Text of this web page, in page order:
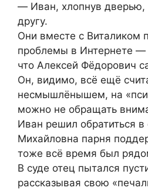
— Иван, хлопнув дверью,
другу.
Они вместе с Виталиком
проблемы в Интернете
что Алексей Фёдорович
Он, видимо, всё ещё
несмышлёнышем, на
можно не обращать
Иван решил обратиться в
Михайловна парня
тоже всё время был
В суде отец пытался
рассказывая свою